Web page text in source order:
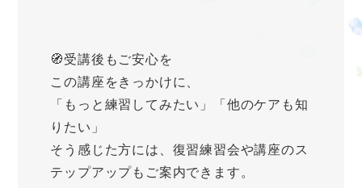
🧭受講後もご安心を
この講座をきっかけに、
「もっと練習してみたい」「他のケアも知
りたい」
そう感じた方には、復習練習会や講座のス
テップアップもご案内できます。